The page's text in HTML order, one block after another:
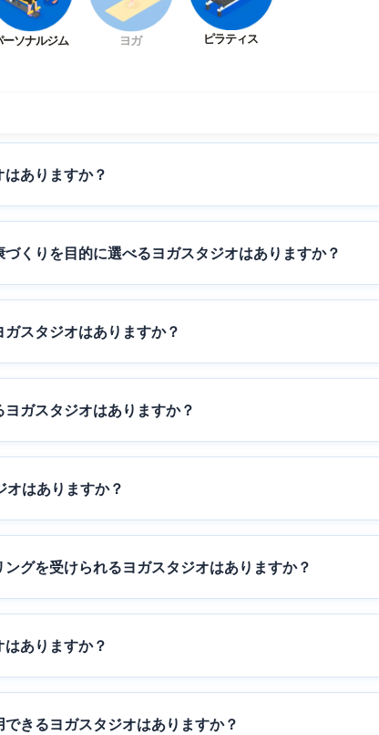
ーソナルジム ヨガ ピラティス
ありますか？
くりを目的に選べるヨガスタジオはありますか？
スタジオはありますか？
ガスタジオはありますか？
はありますか？
グを受けられるヨガスタジオはありますか？
ありますか？
きるヨガスタジオはありますか？